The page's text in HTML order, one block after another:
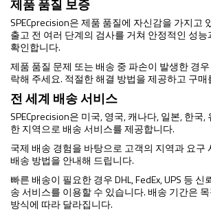
제품 품질 보증
SPECprecision은 제품 품질에 자신감을 가지고
출고 전 여러 단계의 검사를 거쳐 안정적인 성
확인합니다.
제품 품질 문제 또는 배송 중 파손이 발생한 경
락해 주세요. 적절한 해결 방법을 제공하고 구
전 세계 배송 서비스
SPECprecision은 미국, 영국, 캐나다, 일본, 한국
한 지역으로 배송 서비스를 제공합니다.
국제 배송 경험을 바탕으로 고객의 지역과 요구
배송 방법을 안내해 드립니다.
빠른 배송이 필요한 경우 DHL, FedEx, UPS 등 신
송 서비스를 이용할 수 있습니다. 배송 기간은
방식에 따라 달라집니다.